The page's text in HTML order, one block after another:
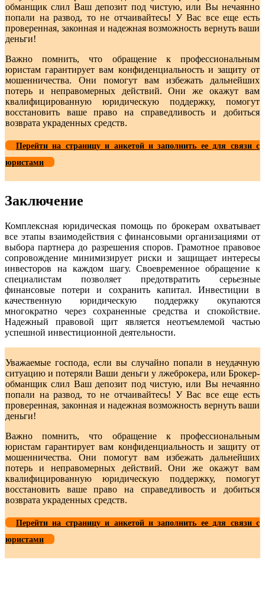
обманщик слил Ваш депозит под чистую, или Вы нечаянно
попали на развод, то не отчаивайтесь! У Вас все еще есть
проверенная, законная и надежная возможность вернуть ваши
деньги!
Важно помнить, что обращение к профессиональным
юристам гарантирует вам конфиденциальность и защиту от
мошенничества. Они помогут вам избежать дальнейших
потерь и неправомерных действий. Они же окажут вам
квалифицированную юридическую поддержку, помогут
восстановить ваше право на справедливость и добиться
возврата украденных средств.
Перейти на страницу и анкетой и заполнить ее для связи с
юристами
Заключение
Комплексная юридическая помощь по брокерам охватывает
все этапы взаимодействия с финансовыми организациями от
выбора партнера до разрешения споров. Грамотное правовое
сопровождение минимизирует риски и защищает интересы
инвесторов на каждом шагу. Своевременное обращение к
специалистам позволяет предотвратить серьезные
финансовые потери и сохранить капитал. Инвестиции в
качественную юридическую поддержку окупаются
многократно через сохраненные средства и спокойствие.
Надежный правовой щит является неотъемлемой частью
успешной инвестиционной деятельности.
Уважаемые господа, если вы случайно попали в неудачную
ситуацию и потеряли Ваши деньги у лжеброкера, или Брокер-
обманщик слил Ваш депозит под чистую, или Вы нечаянно
попали на развод, то не отчаивайтесь! У Вас все еще есть
проверенная, законная и надежная возможность вернуть ваши
деньги!
Важно помнить, что обращение к профессиональным
юристам гарантирует вам конфиденциальность и защиту от
мошенничества. Они помогут вам избежать дальнейших
потерь и неправомерных действий. Они же окажут вам
квалифицированную юридическую поддержку, помогут
восстановить ваше право на справедливость и добиться
возврата украденных средств.
Перейти на страницу и анкетой и заполнить ее для связи с
юристами